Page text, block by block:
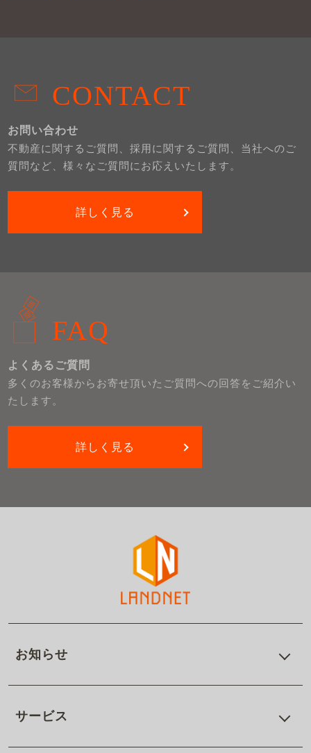
CONTACT
お問い合わせ
不動産に関するご質問、採用に関するご質問、当社へのご
質問など、様々なご質問にお応えいたします。
詳しく見る
FAQ
よくあるご質問
多くのお客様からお寄せ頂いたご質問への回答をご紹介い
たします。
詳しく見る
お知らせ
サービス